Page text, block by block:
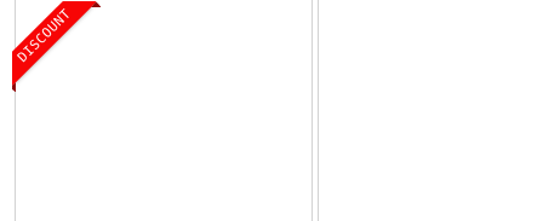
DISCOUNT